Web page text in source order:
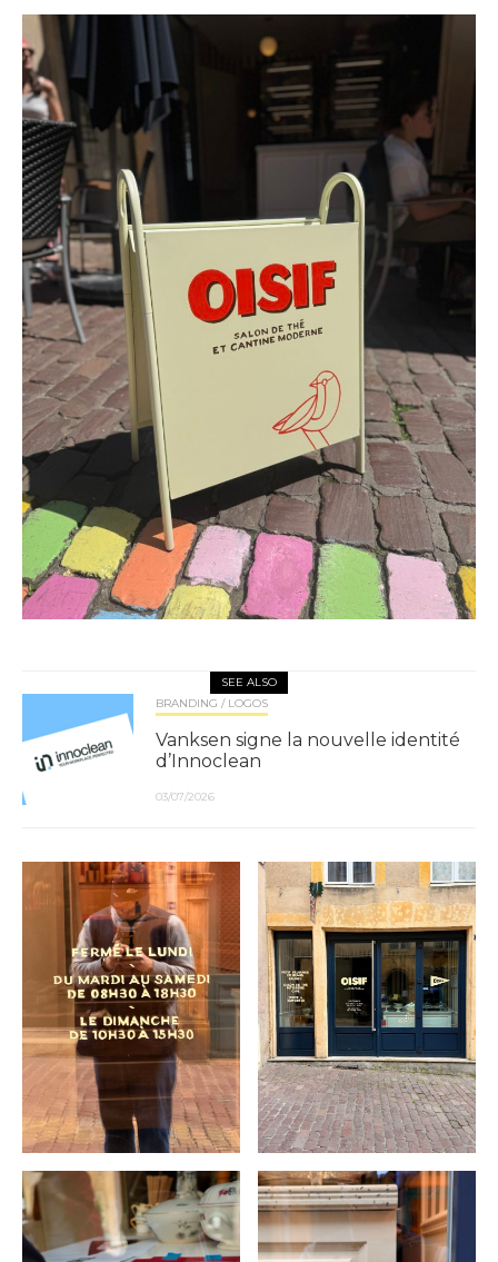
SEE ALSO
BRANDING / LOGOS
Vanksen signe la nouvelle identité
d’Innoclean
03/07/2026